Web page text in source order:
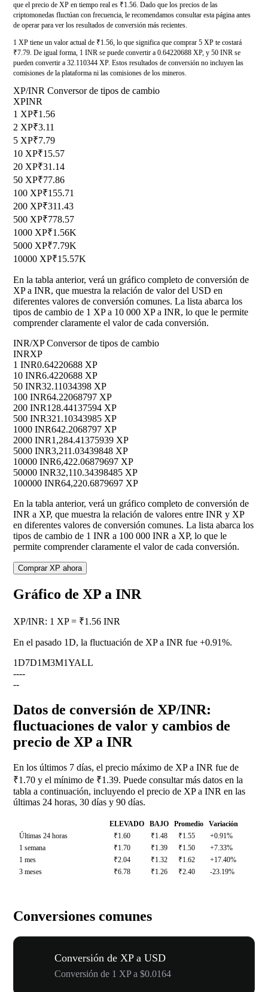
que el precio de XP en tiempo real es ₹1.56. Dado que los precios de las
criptomonedas fluctúan con frecuencia, le recomendamos consultar esta página antes
de operar para ver los resultados de conversión más recientes.
1 XP tiene un valor actual de ₹1.56, lo que significa que comprar 5 XP te costará
₹7.79. De igual forma, 1 INR se puede convertir a 0.64220688 XP, y 50 INR se
pueden convertir a 32.110344 XP. Estos resultados de conversión no incluyen las
comisiones de la plataforma ni las comisiones de los mineros.
XP/INR Conversor de tipos de cambio
XPINR
1 XP₹1.56
2 XP₹3.11
5 XP₹7.79
10 XP₹15.57
20 XP₹31.14
50 XP₹77.86
100 XP₹155.71
200 XP₹311.43
500 XP₹778.57
1000 XP₹1.56K
5000 XP₹7.79K
10000 XP₹15.57K
En la tabla anterior, verá un gráfico completo de conversión de
XP a INR, que muestra la relación de valor del USD en
diferentes valores de conversión comunes. La lista abarca los
tipos de cambio de 1 XP a 10 000 XP a INR, lo que le permite
comprender claramente el valor de cada conversión.
INR/XP Conversor de tipos de cambio
INRXP
1 INR0.64220688 XP
10 INR6.4220688 XP
50 INR32.11034398 XP
100 INR64.22068797 XP
200 INR128.44137594 XP
500 INR321.10343985 XP
1000 INR642.2068797 XP
2000 INR1,284.41375939 XP
5000 INR3,211.03439848 XP
10000 INR6,422.06879697 XP
50000 INR32,110.34398485 XP
100000 INR64,220.6879697 XP
En la tabla anterior, verá un gráfico completo de conversión de
INR a XP, que muestra la relación de valores entre INR y XP
en diferentes valores de conversión comunes. La lista abarca los
tipos de cambio de 1 INR a 100 000 INR a XP, lo que le
permite comprender claramente el valor de cada conversión.
Comprar XP ahora
Gráfico de XP a INR
XP/INR: 1 XP = ₹1.56 INR
En el pasado 1D, la fluctuación de XP a INR fue +0.91%.
1D7D1M3M1YALL
----
--
Datos de conversión de XP/INR:
fluctuaciones de valor y cambios de
precio de XP a INR
En los últimos 7 días, el precio máximo de XP a INR fue de
₹1.70 y el mínimo de ₹1.39. Puede consultar más datos en la
tabla a continuación, incluyendo el precio de XP a INR en las
últimas 24 horas, 30 días y 90 días.
ELEVADO BAJO Promedio
Variación
Últimas 24 horas
₹1.60 ₹1.48 ₹1.55
+0.91%
1 semana
₹1.70 ₹1.39 ₹1.50
+7.33%
1 mes
₹2.04 ₹1.32 ₹1.62
+17.40%
3 meses
₹6.78 ₹1.26 ₹2.40 -23.19%
Conversiones comunes
Conversión de XP a USD
Conversión de 1 XP a $0.0164